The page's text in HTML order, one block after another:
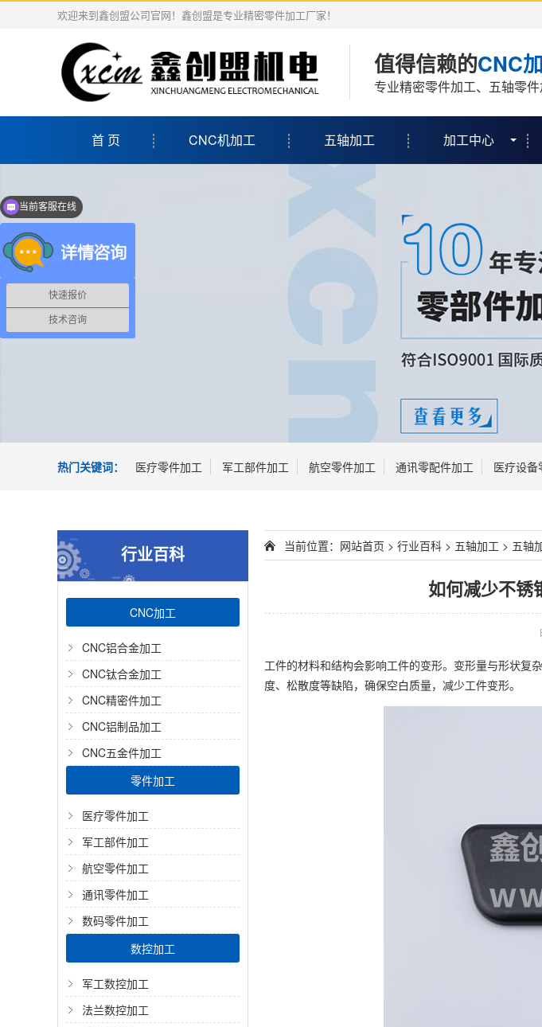
欢迎来到鑫创盟公司官网！鑫创盟是专业精密零件加工厂家！
值得信赖的CNC
专业精密零件加工、五轴零
首 页 CNC机加工 五轴加工 加工中心
热门关键词： 医疗零件加工 军工部件加工 航空零件加工 通讯零配件加工 医疗设备
行业百科
CNC加工
CNC铝合金加工
CNC钛合金加工
CNC精密件加工
CNC铝制品加工
CNC五金件加工
零件加工
医疗零件加工
军工部件加工
航空零件加工
通讯零件加工
数码零件加工
数控加工
军工数控加工
法兰数控加工
当前位置： 网站首页 > 行业百科 > 五轴加工 > 五轴
如何减少不锈
工件的材料和结构会影响工件的变形。变形量与形状复
度、松散度等缺陷，确保空白质量，减少工件变形。
快速报价
技术咨询
当前客服在线
点击可以立即咨询哦